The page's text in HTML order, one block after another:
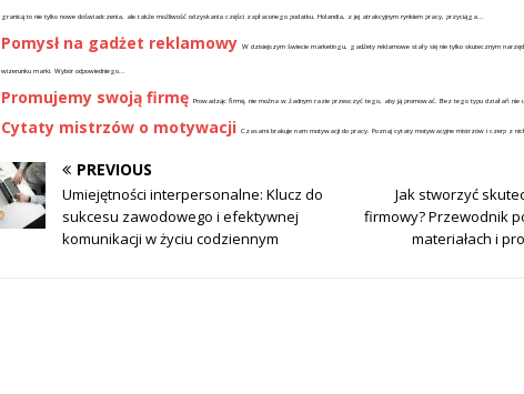
granicą to nie tylko nowe doświadczenia, ale także możliwość odzyskania części zapłaconego podatku. Holandia, z jej atrakcyjnym rynkiem pracy, przyciąga...
Pomysł na gadżet reklamowy W dzisiejszym świecie marketingu, gadżety reklamowe stały się nie tylko skutecznym
wizerunku marki. Wybór odpowiedniego...
Promujemy swoją firmę Prowadząc firmę, nie można w żadnym razie przeoczyć tego, aby ją promować. Bez tego typu działań nie
Cytaty mistrzów o motywacji Czasami brakuje nam motywacji do pracy. Poznaj cytaty motywacyjne mistrzów i czerp z nich
PREVIOUS
Umiejętności interpersonalne: Klucz do
sukcesu zawodowego i efektywnej
komunikacji w życiu codziennym
Jak stworzyć
firmowy? Przewodnik
materiałach i